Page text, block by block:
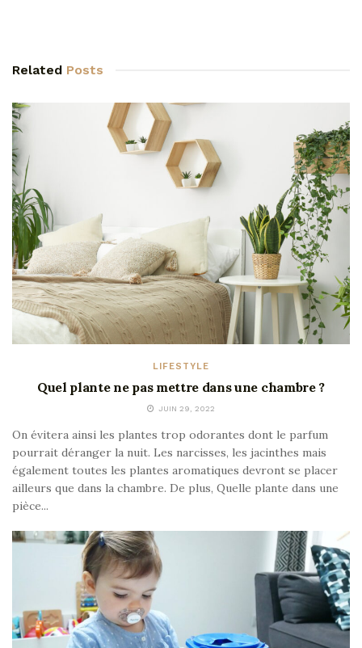
Related Posts
LIFESTYLE
Quel plante ne pas mettre dans une chambre ?
JUIN 29, 2022
On évitera ainsi les plantes trop odorantes dont le parfum
pourrait déranger la nuit. Les narcisses, les jacinthes mais
également toutes les plantes aromatiques devront se placer
ailleurs que dans la chambre. De plus, Quelle plante dans une
pièce...